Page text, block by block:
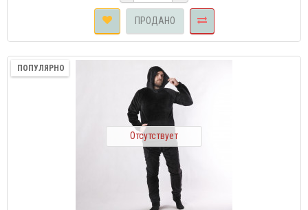
ПРОДАНО
ПОПУЛЯРНО
Отсутствует